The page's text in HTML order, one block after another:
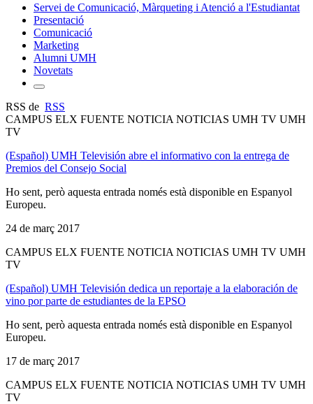
Servei de Comunicació, Màrqueting i Atenció a l'Estudiantat
Presentació
Comunicació
Marketing
Alumni UMH
Novetats
RSS de RSS
CAMPUS ELX FUENTE NOTICIA NOTICIAS UMH TV UMH
TV
(Español) UMH Televisión abre el informativo con la entrega de
Premios del Consejo Social
Ho sent, però aquesta entrada només està disponible en Espanyol
Europeu.
24 de març 2017
CAMPUS ELX FUENTE NOTICIA NOTICIAS UMH TV UMH
TV
(Español) UMH Televisión dedica un reportaje a la elaboración de
vino por parte de estudiantes de la EPSO
Ho sent, però aquesta entrada només està disponible en Espanyol
Europeu.
17 de març 2017
CAMPUS ELX FUENTE NOTICIA NOTICIAS UMH TV UMH
TV